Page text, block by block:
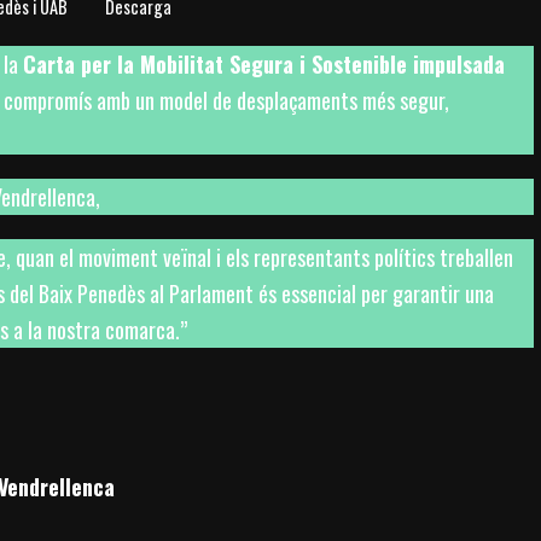
i UAB Descarga
Carta per la Mobilitat Segura i Sostenible impulsada
amb un model de desplaçaments més segur,
quan el moviment veïnal i els representants polítics treballen
Baix Penedès al Parlament és essencial per garantir una
la nostra comarca.”